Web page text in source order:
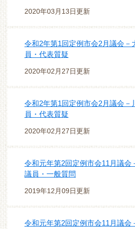
2020年03月13日更新
令和2年第1回定例市会2月議会－
員・代表質疑
2020年02月27日更新
令和2年第1回定例市会2月議会－
員・代表質疑
2020年02月27日更新
令和元年第2回定例市会11月議会
議員・一般質問
2019年12月09日更新
令和元年第2回定例市会11月議会